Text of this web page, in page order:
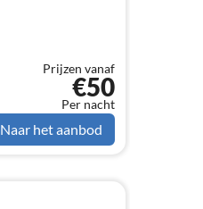
Prijzen vanaf
€50
Per nacht
Naar het aanbod